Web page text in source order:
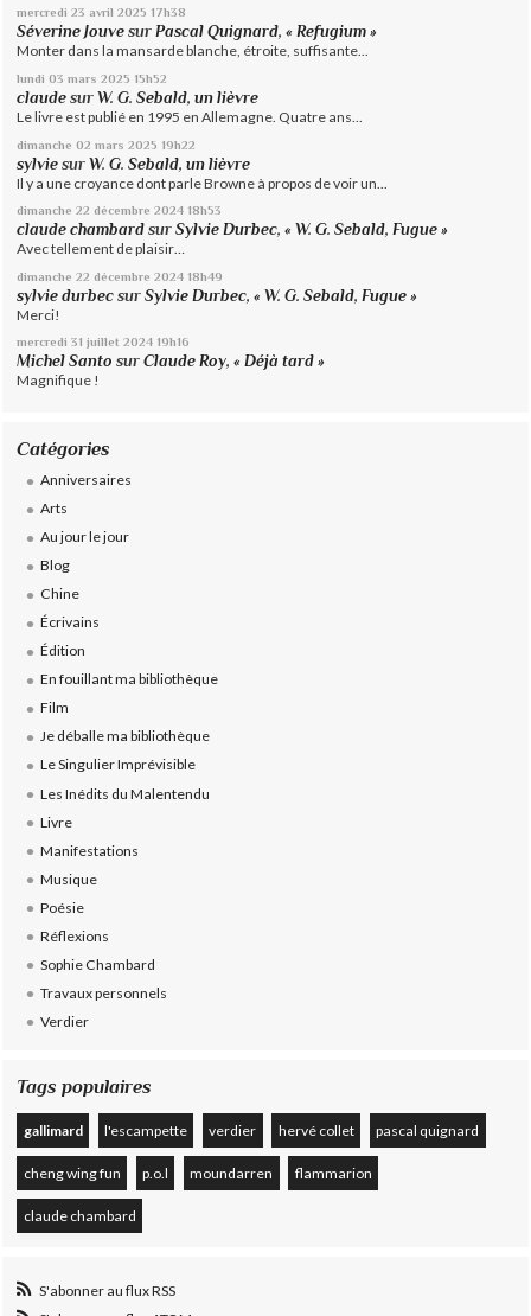
mercredi 23 avril 2025 17h38
Séverine Jouve surPascal Quignard, « Refugium »
Monter dans la mansarde blanche, étroite, suffisante...
lundi 03 mars 2025 15h52
claude surW. G. Sebald, un lièvre
Le livre est publié en 1995 en Allemagne. Quatre ans...
dimanche 02 mars 2025 19h22
sylvie surW. G. Sebald, un lièvre
Il y a une croyance dont parle Browne à propos de voir un...
dimanche 22 décembre 2024 18h53
claude chambard surSylvie Durbec, « W. G. Sebald, Fugue »
Avec tellement de plaisir…
dimanche 22 décembre 2024 18h49
sylvie durbec surSylvie Durbec, « W. G. Sebald, Fugue »
Merci!
mercredi 31 juillet 2024 19h16
Michel Santo surClaude Roy, « Déjà tard »
Magnifique !
Catégories
Anniversaires
Arts
Au jour le jour
Blog
Chine
Écrivains
Édition
En fouillant ma bibliothèque
Film
Je déballe ma bibliothèque
Le Singulier Imprévisible
Les Inédits du Malentendu
Livre
Manifestations
Musique
Poésie
Réflexions
Sophie Chambard
Travaux personnels
Verdier
Tags populaires
gallimard l'escampette verdier hervé collet pascal quignard
cheng wing fun p.o.l moundarren flammarion
claude chambard
S'abonner au flux RSS